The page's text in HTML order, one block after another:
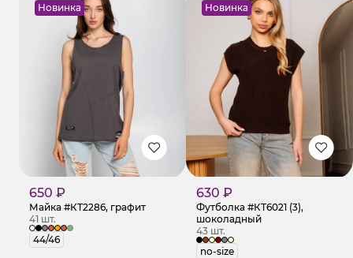
Новинка
650 ₽
Майка #КТ2286, графит
41 шт.
44/46
Новинка
630 ₽
Футболка #КТ6021 (3),
шоколадный
43 шт.
no-size